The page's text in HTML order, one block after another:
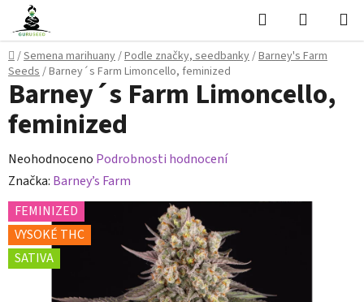
Přejít
obsah
Hledat
KOŠÍK
Domů
/Semena marihuany/Podle značky, seedbanky/Barney's Farm
Seeds/Barney´s Farm Limoncello, feminized
Barney´s Farm Limoncello,
feminized
Průměrné
hodnocení
produktu
je
0,0
z
Neohodnoceno Podrobnosti hodnocení
Značka: Barney’s Farm
FEMINIZED
VYSOKÉ THC
SATIVA